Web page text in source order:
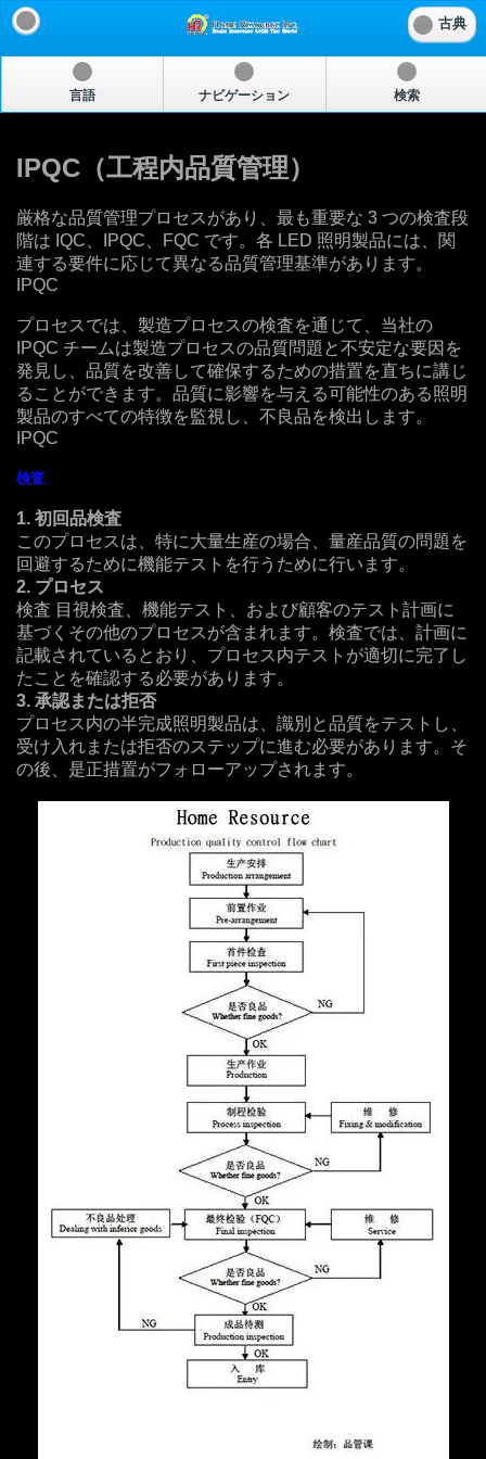
古典
言語 ナビゲーション 検索
IPQC（工程内品質管理）
厳格な品質管理プロセスがあり、最も重要な 3 つの検査段
階は IQC、IPQC、FQC です。各 LED 照明製品には、関
連する要件に応じて異なる品質管理基準があります。
IPQC
プロセスでは、製造プロセスの検査を通じて、当社の
IPQC チームは製造プロセスの品質問題と不安定な要因を
発見し、品質を改善して確保するための措置を直ちに講じ
ることができます。品質に影響を与える可能性のある照明
製品のすべての特徴を監視し、不良品を検出します。
IPQC
検査
1. 初回品検査
このプロセスは、特に大量生産の場合、量産品質の問題を
回避するために機能テストを行うために行います。
2. プロセス
検査 目視検査、機能テスト、および顧客のテスト計画に
基づくその他のプロセスが含まれます。検査では、計画に
記載されているとおり、プロセス内テストが適切に完了し
たことを確認する必要があります。
3. 承認または拒否
プロセス内の半完成照明製品は、識別と品質をテストし、
受け入れまたは拒否のステップに進む必要があります。そ
の後、是正措置がフォローアップされます。